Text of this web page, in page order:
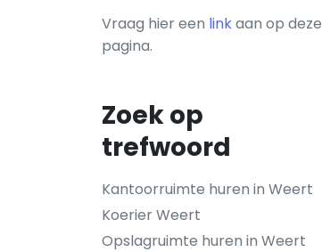
Vraag hier een linkaan op deze
pagina.
Zoek op
trefwoord
Kantoorruimte huren in Weert
Koerier Weert
Opslagruimte huren in Weert